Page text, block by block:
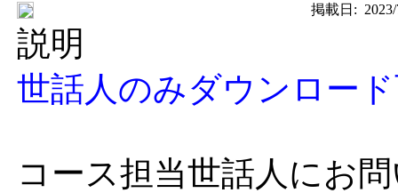
掲載日:
説明
世話人のみダウンロー
コース担当世話人にお